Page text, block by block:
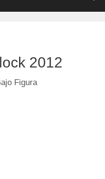
2012
Figura